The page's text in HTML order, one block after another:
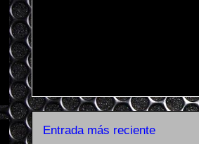
Entrada más reciente